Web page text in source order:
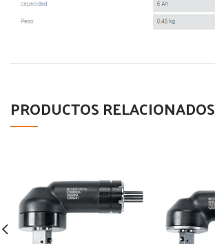
PRODUCTOS RELACIONADOS